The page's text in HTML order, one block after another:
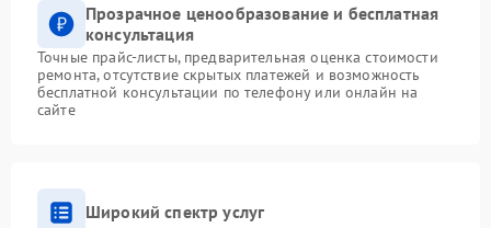
Прозрачное ценообразование и бесплатная
консультация
Точные прайс-листы, предварительная оценка стоимости
ремонта, отсутствие скрытых платежей и возможность
бесплатной консультации по телефону или онлайн на
сайте
Широкий спектр услуг